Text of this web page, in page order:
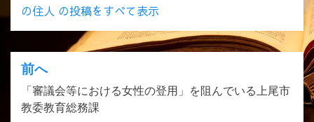
の住人 の投稿をすべて表示
投
稿
前へ
「審議会等における女性の登用」を阻んでいる上尾市
教委教育総務課